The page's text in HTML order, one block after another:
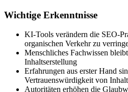
Wichtige Erkenntnisse
KI-Tools verändern die SEO-
organischen Verkehr zu
Menschliches Fachwissen
Inhaltserstellung
Erfahrungen aus erster Hand
Vertrauenswürdigkeit von
Autoritäten erhöhen die